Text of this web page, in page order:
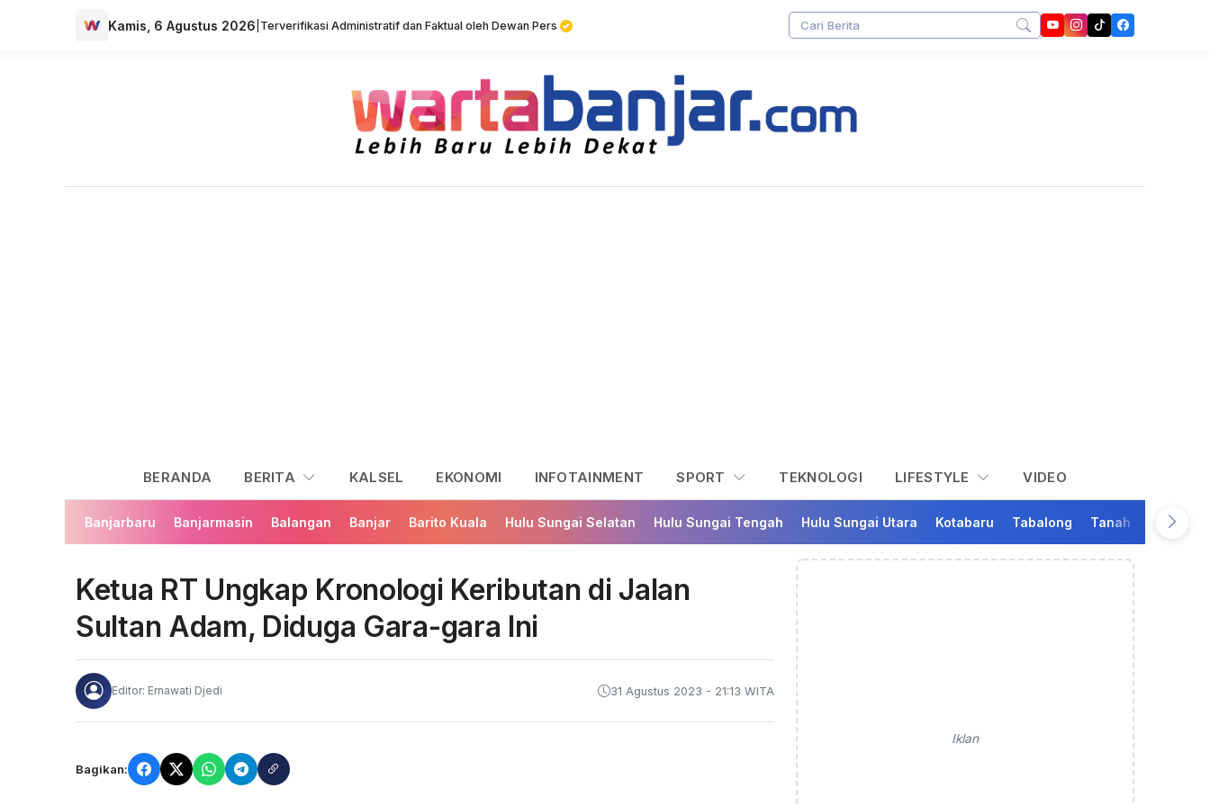
Kamis, 6 Agustus 2026 Terverifikasi Administratif dan Faktual oleh Dewan Pers
BERANDA BERITA KALSEL EKONOMI INFOTAINMENT SPORT TEKNOLOGI LIFESTYLE VIDEO
Banjarbaru Banjarmasin Balangan Banjar Barito Kuala Hulu Sungai Selatan Hulu Sungai Tengah Hulu Sungai Utara Kotabaru Tabalong Tanah Bumbu
Ketua RT Ungkap Kronologi Keributan di Jalan
Sultan Adam, Diduga Gara-gara Ini
Editor: Ernawati Djedi 31 Agustus 2023 - 21:13 WITA
Bagikan:
Iklan